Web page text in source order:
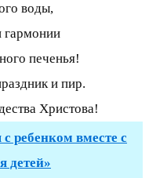
воды,
гармонии
печенья!
и пир.
Христова!
ребенком вместе с
детей»